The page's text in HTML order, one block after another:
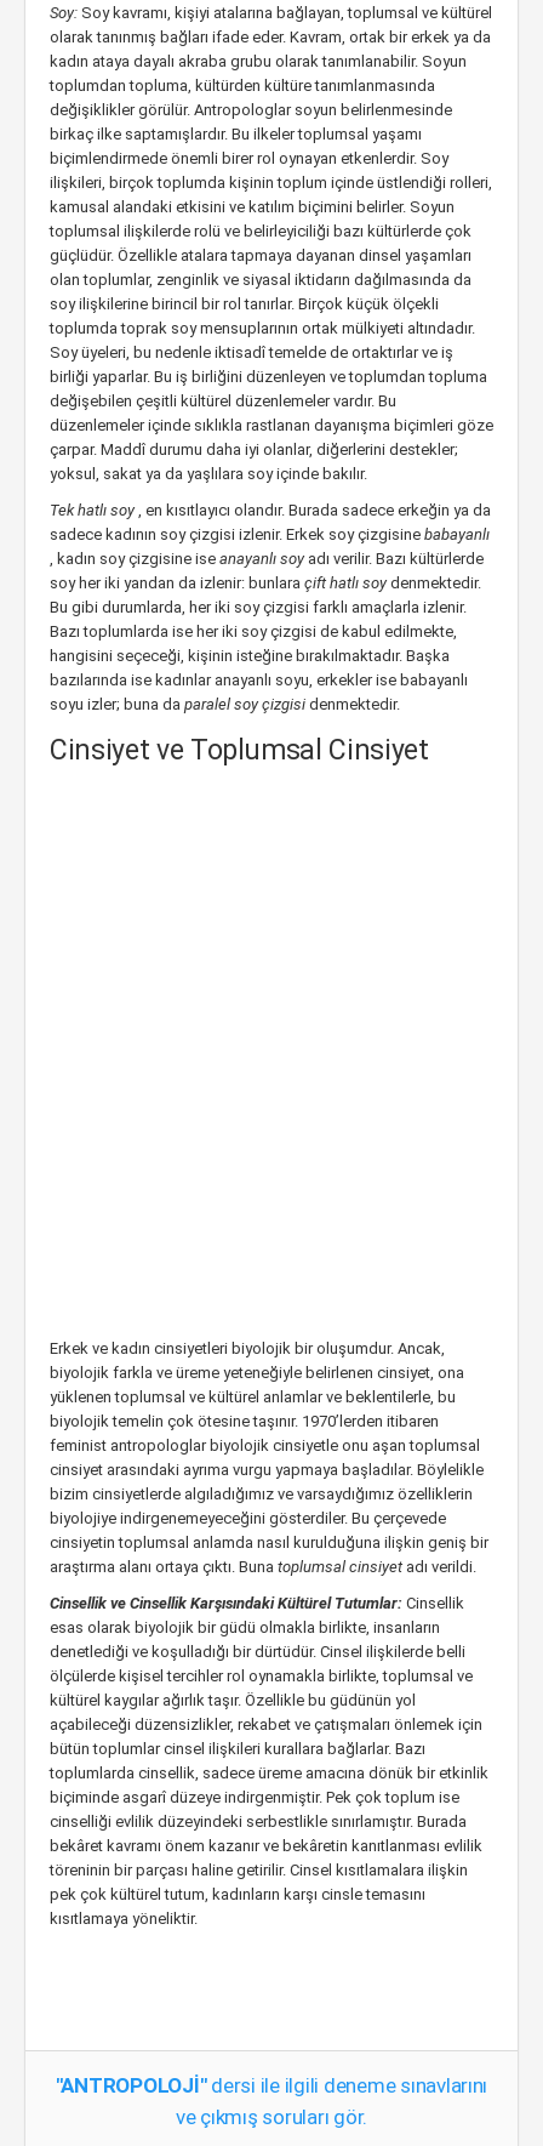
Soy: Soy kavramı, kişiyi atalarına bağlayan, toplumsal ve kültürel
olarak tanınmış bağları ifade eder. Kavram, ortak bir erkek ya da
kadın ataya dayalı akraba grubu olarak tanımlanabilir. Soyun
toplumdan topluma, kültürden kültüre tanımlanmasında
değişiklikler görülür. Antropologlar soyun belirlenmesinde
birkaç ilke saptamışlardır. Bu ilkeler toplumsal yaşamı
biçimlendirmede önemli birer rol oynayan etkenlerdir. Soy
ilişkileri, birçok toplumda kişinin toplum içinde üstlendiği rolleri,
kamusal alandaki etkisini ve katılım biçimini belirler. Soyun
toplumsal ilişkilerde rolü ve belirleyiciliği bazı kültürlerde çok
güçlüdür. Özellikle atalara tapmaya dayanan dinsel yaşamları
olan toplumlar, zenginlik ve siyasal iktidarın dağılmasında da
soy ilişkilerine birincil bir rol tanırlar. Birçok küçük ölçekli
toplumda toprak soy mensuplarının ortak mülkiyeti altındadır.
Soy üyeleri, bu nedenle iktisadî temelde de ortaktırlar ve iş
birliği yaparlar. Bu iş birliğini düzenleyen ve toplumdan topluma
değişebilen çeşitli kültürel düzenlemeler vardır. Bu
düzenlemeler içinde sıklıkla rastlanan dayanışma biçimleri göze
çarpar. Maddî durumu daha iyi olanlar, diğerlerini destekler;
yoksul, sakat ya da yaşlılara soy içinde bakılır.
Tek hatlı soy, en kısıtlayıcı olandır. Burada sadece erkeğin ya da
sadece kadının soy çizgisi izlenir. Erkek soy çizgisine babayanlı
, kadın soy çizgisine ise anayanlı soy adı verilir. Bazı kültürlerde
soy her iki yandan da izlenir: bunlara çift hatlı soydenmektedir.
Bu gibi durumlarda, her iki soy çizgisi farklı amaçlarla izlenir.
Bazı toplumlarda ise her iki soy çizgisi de kabul edilmekte,
hangisini seçeceği, kişinin isteğine bırakılmaktadır. Başka
bazılarında ise kadınlar anayanlı soyu, erkekler ise babayanlı
soyu izler; buna da paralel soy çizgisi denmektedir.
Cinsiyet ve Toplumsal Cinsiyet
Erkek ve kadın cinsiyetleri biyolojik bir oluşumdur. Ancak,
biyolojik farkla ve üreme yeteneğiyle belirlenen cinsiyet, ona
yüklenen toplumsal ve kültürel anlamlar ve beklentilerle, bu
biyolojik temelin çok ötesine taşınır. 1970’lerden itibaren
feminist antropologlar biyolojik cinsiyetle onu aşan toplumsal
cinsiyet arasındaki ayrıma vurgu yapmaya başladılar. Böylelikle
bizim cinsiyetlerde algıladığımız ve varsaydığımız özelliklerin
biyolojiye indirgenemeyeceğini gösterdiler. Bu çerçevede
cinsiyetin toplumsal anlamda nasıl kurulduğuna ilişkin geniş bir
araştırma alanı ortaya çıktı. Buna toplumsal cinsiyet adı verildi.
Cinsellik ve Cinsellik Karşısındaki Kültürel Tutumlar: Cinsellik
esas olarak biyolojik bir güdü olmakla birlikte, insanların
denetlediği ve koşulladığı bir dürtüdür. Cinsel ilişkilerde belli
ölçülerde kişisel tercihler rol oynamakla birlikte, toplumsal ve
kültürel kaygılar ağırlık taşır. Özellikle bu güdünün yol
açabileceği düzensizlikler, rekabet ve çatışmaları önlemek için
bütün toplumlar cinsel ilişkileri kurallara bağlarlar. Bazı
toplumlarda cinsellik, sadece üreme amacına dönük bir etkinlik
biçiminde asgarî düzeye indirgenmiştir. Pek çok toplum ise
cinselliği evlilik düzeyindeki serbestlikle sınırlamıştır. Burada
bekâret kavramı önem kazanır ve bekâretin kanıtlanması evlilik
töreninin bir parçası haline getirilir. Cinsel kısıtlamalara ilişkin
pek çok kültürel tutum, kadınların karşı cinsle temasını
kısıtlamaya yöneliktir.
"ANTROPOLOJİ"dersi ile ilgili deneme sınavlarını
ve çıkmış soruları gör.